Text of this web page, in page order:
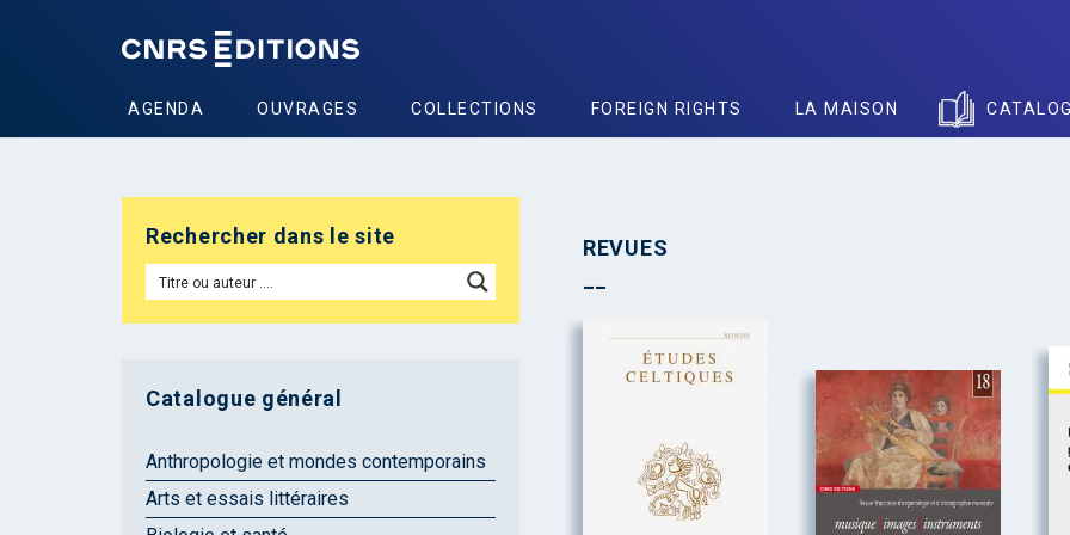
AGENDA OUVRAGES COLLECTIONS FOREIGN RIGHTS LA MAISON
REVUES
Rechercher dans le site
Catalogue général
Anthropologie et mondes contemporains
Arts et essais littéraires